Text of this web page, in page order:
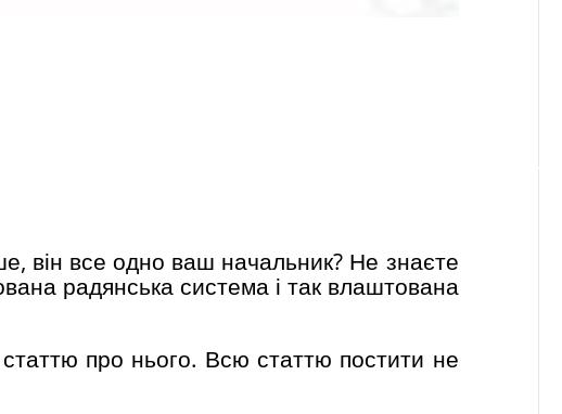
він все одно ваш начальник? Не знаєте
радянська система і так влаштована
про нього. Всю статтю постити не